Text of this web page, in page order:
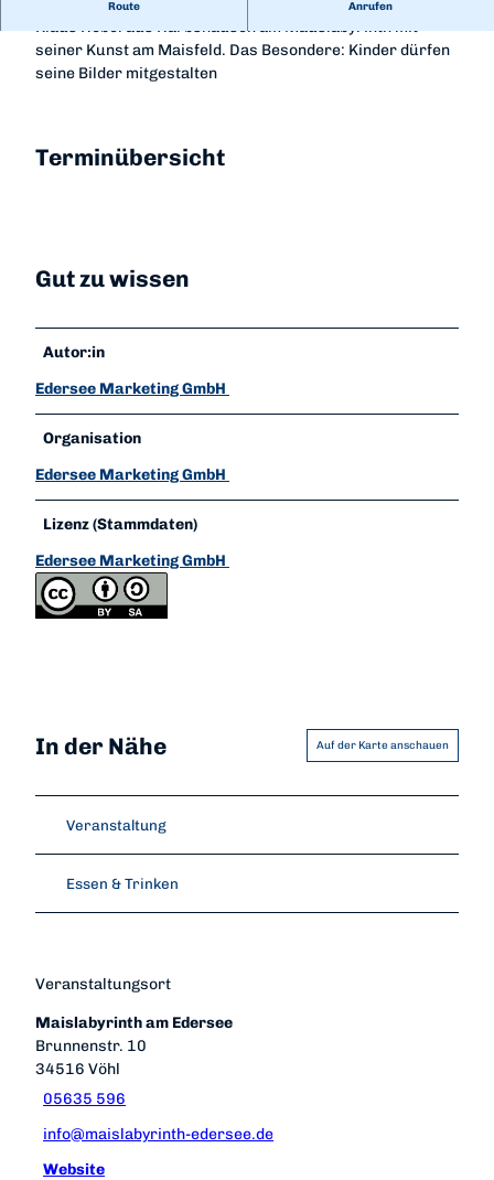
Route Anrufen
Bereits seit über 20 Jahren bereichert der Polizeimaler
Klaus Höbel aus Harbshausen am Mauslabyrinth mit
seiner Kunst am Maisfeld. Das Besondere: Kinder dürfen
seine Bilder mitgestalten
Terminübersicht
Gut zu wissen
Autor:in
Edersee Marketing GmbH
Organisation
Edersee Marketing GmbH
Lizenz (Stammdaten)
Edersee Marketing GmbH
In der Nähe Auf der Karte anschauen
Veranstaltung
Essen & Trinken
Veranstaltungsort
Maislabyrinth am Edersee
Brunnenstr. 10
34516 Vöhl
05635 596
info@maislabyrinth-edersee.de
Website